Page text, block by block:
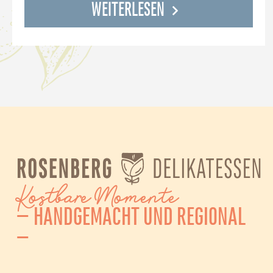
WEITERLESEN
Kostbare Momente
– HANDGEMACHT UND REGIONAL
–